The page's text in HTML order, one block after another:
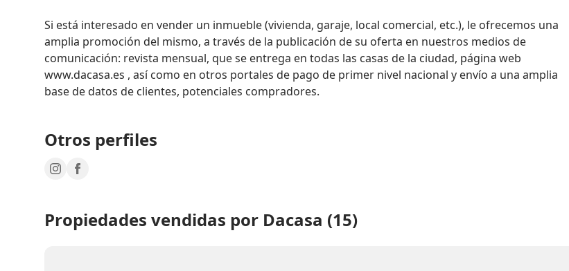
Si está interesado en vender un inmueble (vivienda, garaje, local comercial, etc.), le ofrecemos una
amplia promoción del mismo, a través de la publicación de su oferta en nuestros medios de
comunicación: revista mensual, que se entrega en todas las casas de la ciudad, página web
www.dacasa.es , así como en otros portales de pago de primer nivel nacional y envío a una amplia
base de datos de clientes, potenciales compradores.
Otros perfiles
Propiedades vendidas por Dacasa (15)